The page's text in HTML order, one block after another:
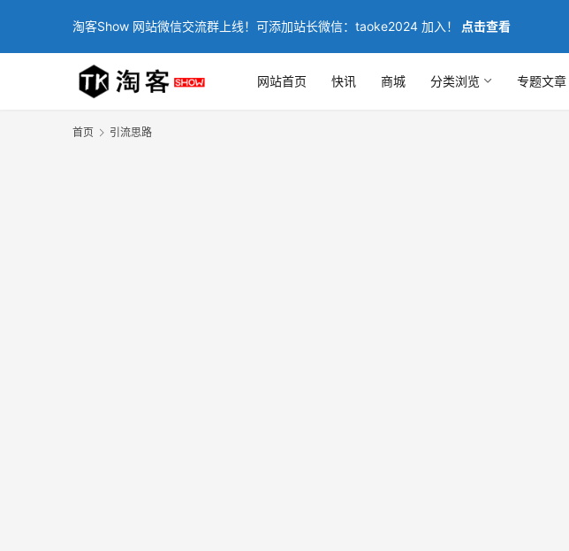
淘客Show 网站微信交流群上线！可添加站长微信：taoke2024 加入！ 点击查看
网站首页 快讯 商城 分类浏览 专题文章
首页 引流思路